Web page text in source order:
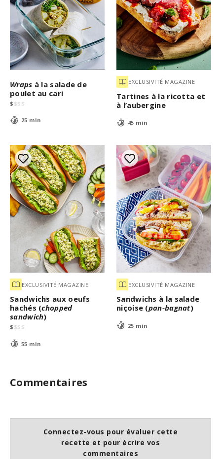
Wraps à la salade de
poulet au cari
$ $$ $
25 min
EXCLUSIVITÉ MAGAZINE
Tartines à la ricotta et
à l’aubergine
45 min
EXCLUSIVITÉ MAGAZINE
Sandwichs aux oeufs
hachés (chopped
sandwich)
$ $$ $
55 min
EXCLUSIVITÉ MAGAZINE
Sandwichs à la salade
niçoise (pan-bagnat)
25 min
Commentaires
Connectez-vous pour évaluer cette
recette et pour écrire vos
commentaires